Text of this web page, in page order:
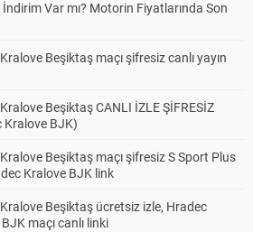
1
0
3.43
1.77
Alt
1.36
1.94
Var mı? Motorin Fiyatlarında Son
Beşiktaş maçı şifresiz canlı yayın
Beşiktaş CANLI İZLE ŞİFRESİZ
Kralove BJK)
Beşiktaş maçı şifresiz S Sport Plus
Kralove BJK link
Beşiktaş ücretsiz izle, Hradec
maçı canlı linki